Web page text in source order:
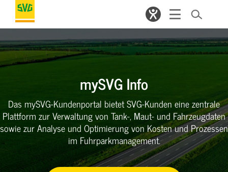
mySVG Info
Das mySVG-Kundenportal bietet SVG-Kunden eine zentrale
Plattform zur Verwaltung von Tank-, Maut- und Fahrzeugdaten
sowie zur Analyse und Optimierung von Kosten und Prozessen
im Fuhrparkmanagement.